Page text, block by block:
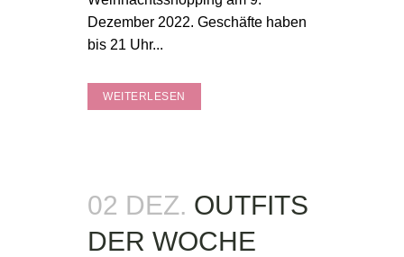
Dezember 2022. Geschäfte haben
bis 21 Uhr...
WEITERLESEN
02 DEZ. OUTFITS
DER WOCHE